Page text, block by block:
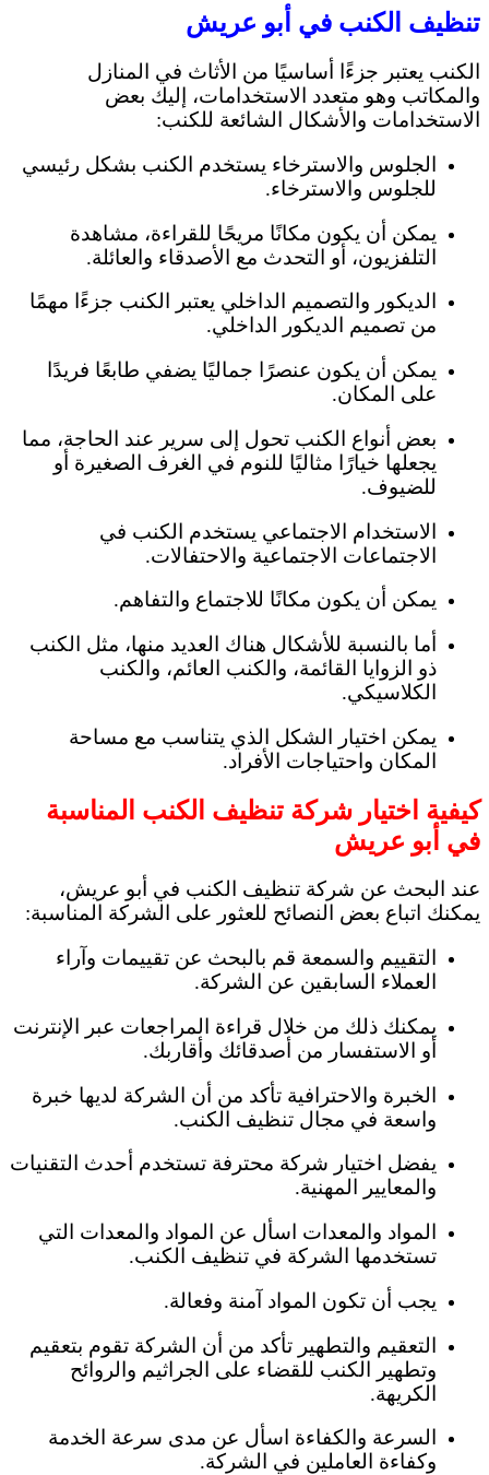
تنظيف الكنب في أبو عريش
الكنب يعتبر جزءًا أساسيًا من الأثاث في المنازل
والمكاتب وهو متعدد الاستخدامات، إليك بعض
الاستخدامات والأشكال الشائعة للكنب:
الجلوس والاسترخاء يستخدم الكنب بشكل رئيسي
للجلوس والاسترخاء.
يمكن أن يكون مكانًا مريحًا للقراءة، مشاهدة
التلفزيون، أو التحدث مع الأصدقاء والعائلة.
الديكور والتصميم الداخلي يعتبر الكنب جزءًا مهمًا
من تصميم الديكور الداخلي.
يمكن أن يكون عنصرًا جماليًا يضفي طابعًا فريدًا
على المكان.
بعض أنواع الكنب تحول إلى سرير عند الحاجة، مما
يجعلها خيارًا مثاليًا للنوم في الغرف الصغيرة أو
للضيوف.
الاستخدام الاجتماعي يستخدم الكنب في
الاجتماعات الاجتماعية والاحتفالات.
يمكن أن يكون مكانًا للاجتماع والتفاهم.
أما بالنسبة للأشكال هناك العديد منها، مثل الكنب
ذو الزوايا القائمة، والكنب العائم، والكنب
الكلاسيكي.
يمكن اختيار الشكل الذي يتناسب مع مساحة
المكان واحتياجات الأفراد.
كيفية اختيار شركة تنظيف الكنب المناسبة
في أبو عريش
عند البحث عن شركة تنظيف الكنب في أبو عريش،
يمكنك اتباع بعض النصائح للعثور على الشركة المناسبة:
التقييم والسمعة قم بالبحث عن تقييمات وآراء
العملاء السابقين عن الشركة.
يمكنك ذلك من خلال قراءة المراجعات عبر الإنترنت
أو الاستفسار من أصدقائك وأقاربك.
الخبرة والاحترافية تأكد من أن الشركة لديها خبرة
واسعة في مجال تنظيف الكنب.
يفضل اختيار شركة محترفة تستخدم أحدث التقنيات
والمعايير المهنية.
المواد والمعدات اسأل عن المواد والمعدات التي
تستخدمها الشركة في تنظيف الكنب.
يجب أن تكون المواد آمنة وفعالة.
التعقيم والتطهير تأكد من أن الشركة تقوم بتعقيم
وتطهير الكنب للقضاء على الجراثيم والروائح
الكريهة.
السرعة والكفاءة اسأل عن مدى سرعة الخدمة
وكفاءة العاملين في الشركة.